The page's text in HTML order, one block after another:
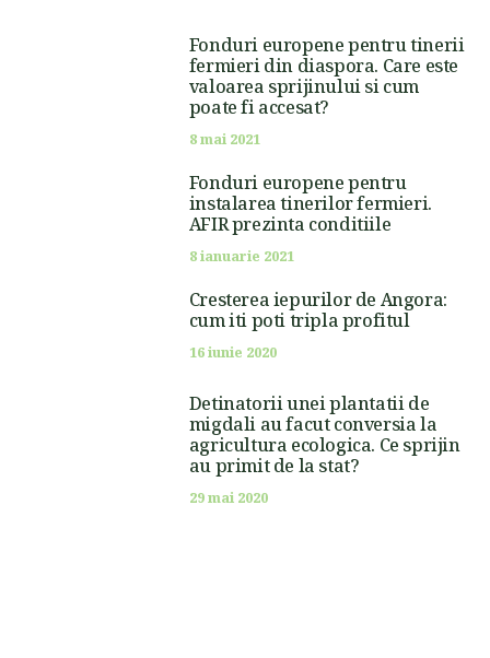
Fonduri europene pentru tinerii
fermieri din diaspora. Care este
valoarea sprijinului si cum
poate fi accesat?
8 mai 2021
Fonduri europene pentru
instalarea tinerilor fermieri.
AFIR prezinta conditiile
8 ianuarie 2021
Cresterea iepurilor de Angora:
cum iti poti tripla profitul
16 iunie 2020
Detinatorii unei plantatii de
migdali au facut conversia la
agricultura ecologica. Ce sprijin
au primit de la stat?
29 mai 2020